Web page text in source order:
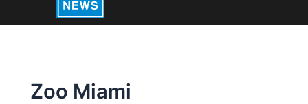
Zoo Miami